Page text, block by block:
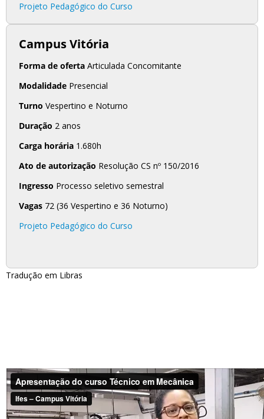
Projeto Pedagógico do Curso
Campus Vitória
Forma de oferta Articulada Concomitante
Modalidade Presencial
Turno Vespertino e Noturno
Duração 2 anos
Carga horária 1.680h
Ato de autorização Resolução CS nº 150/2016
Ingresso Processo seletivo semestral
Vagas 72 (36 Vespertino e 36 Noturno)
Projeto Pedagógico do Curso
Tradução em Libras